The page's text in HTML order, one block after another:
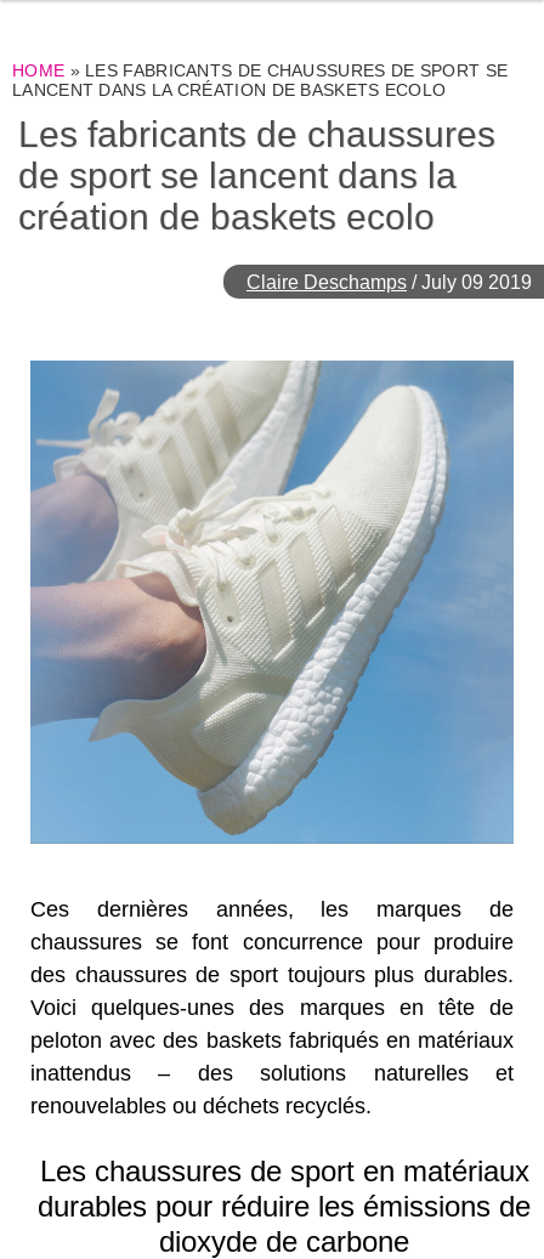
HOME » LES FABRICANTS DE CHAUSSURES DE SPORT SE
LANCENT DANS LA CRÉATION DE BASKETS ECOLO
Les fabricants de chaussures
de sport se lancent dans la
création de baskets ecolo
Claire Deschamps /July 09 2019
Ces dernières années, les marques de
chaussures se font concurrence pour produire
des chaussures de sport toujours plus durables.
Voici quelques-unes des marques en tête de
peloton avec des baskets fabriqués en matériaux
inattendus – des solutions naturelles et
renouvelables ou déchets recyclés.
Les chaussures de sport en matériaux
durables pour réduire les émissions de
dioxyde de carbone